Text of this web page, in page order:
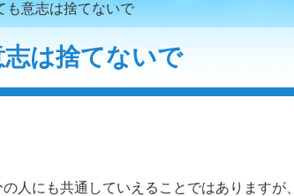
も意志は捨てないで
は捨てないで
人にも共通していえることではありますが、